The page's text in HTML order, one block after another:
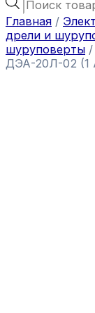
Главная /
дрели и
шуруповерты
ДЭА-20Л-02 (1